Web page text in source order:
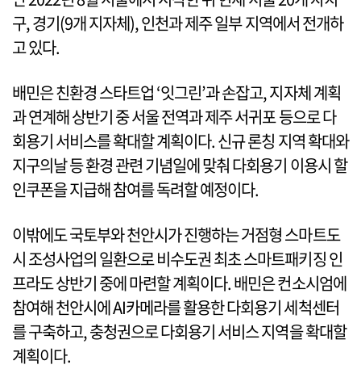
구, 경기(9개 지자체), 인천과 제주 일부 지역에서 전개하
고 있다.
배민은 친환경 스타트업 ‘잇그린’과 손잡고, 지자체 계획
과 연계해 상반기 중 서울 전역과 제주 서귀포 등으로 다
회용기 서비스를 확대할 계획이다. 신규 론칭 지역 확대와
지구의날 등 환경 관련 기념일에 맞춰 다회용기 이용시 할
인쿠폰을 지급해 참여를 독려할 예정이다.
이밖에도 국토부와 천안시가 진행하는 거점형 스마트도
시 조성사업의 일환으로 비수도권 최초 스마트패키징 인
프라도 상반기 중에 마련할 계획이다. 배민은 컨소시엄에
참여해 천안시에 AI카메라를 활용한 다회용기 세척센터
를 구축하고, 충청권으로 다회용기 서비스 지역을 확대할
계획이다.